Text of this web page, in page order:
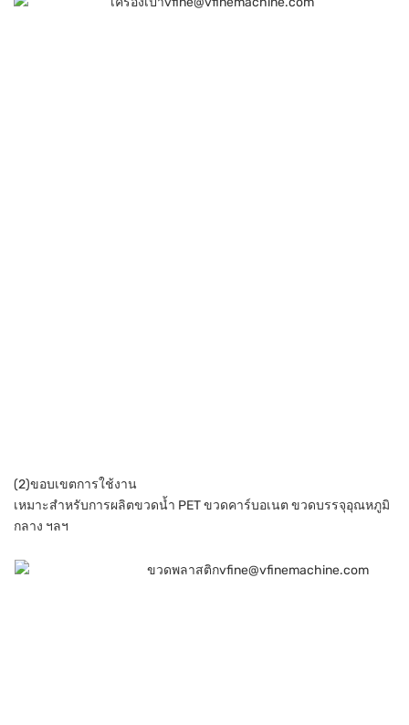
(2)ขอบเขตการใช้งาน
เหมาะสำหรับการผลิตขวดน้ำ PET ขวดคาร์บอเนต ขวดบรรจุอุณหภูมิ
กลาง ฯลฯ